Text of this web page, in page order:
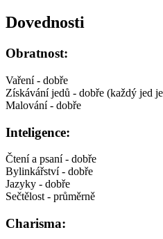
Dovednosti
Obratnost:
Vaření - dobře
Získávání jedů - dobře (každý jed
Malování - dobře
Inteligence:
Čtení a psaní - dobře
Bylinkářství - dobře
Jazyky - dobře
Sečtělost - průměrně
Charisma: